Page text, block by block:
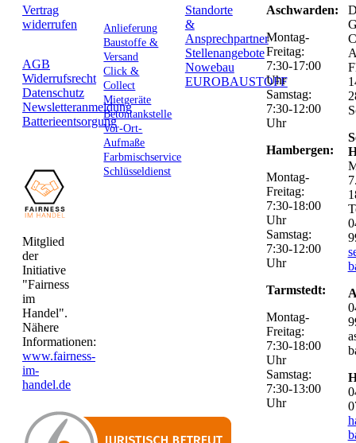
Vertrag
widerrufen
AGB
Widerrufsrecht
Datenschutz
Newsletteranmeldung
Batterieentsorgung
Mitglied
der
Initiative
"Fairness
im
Handel".
Nähere
Informationen:
www.fairness-
im-
handel.de
Anlieferung
Baustoffe &
Versand
Click &
Collect
Mietgeräte
Betontankstelle
Vor-Ort-
Aufmaße
Farbmischservice
Schlüsseldienst
Standorte
&
Ansprechpartner
Stellenangebote
Nowebau
EUROBAUSTOFF
Aschwarden:
Montag-
Freitag:
7:30-17:00
Uhr
Samstag:
7:30-12:00
Uhr
Hambergen:
Montag-
Freitag:
7:30-18:00
Uhr
Samstag:
7:30-12:00
Uhr
Tarmstedt:
Montag-
Freitag:
7:30-18:00
Uhr
Samstag:
7:30-13:00
Uhr